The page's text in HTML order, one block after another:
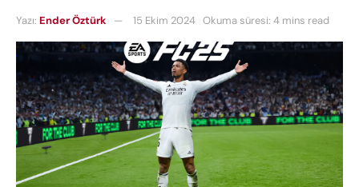
Yazı: Ender Öztürk 15 Ekim 2024 Okuma süresi: 4 mins read